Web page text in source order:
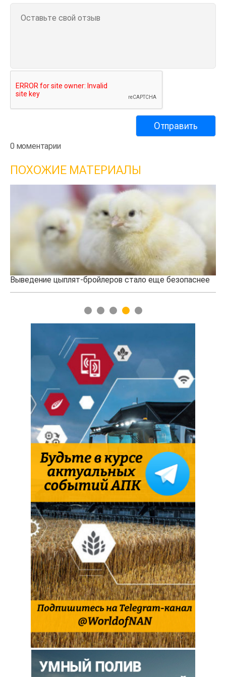
0 моментарии
ПОХОЖИЕ МАТЕРИАЛЫ
бройлеров стало еще безопаснее
Новый
1 2 3 4 5